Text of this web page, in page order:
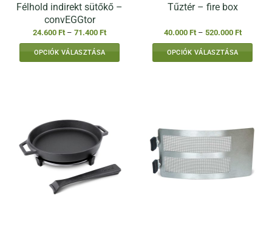
Félhold indirekt sütőkő –
convEGGtor
24.600 Ft – 71.400 FtÁrtartomány:
OPCIÓK VÁLASZTÁSA
variációja
van.
változatok
a
termékoldalon
Tűztér – fire box
40.000 Ft – 520.000 Ft
OPCIÓK VÁLASZTÁSA
van.
A
változatok
termékoldalon